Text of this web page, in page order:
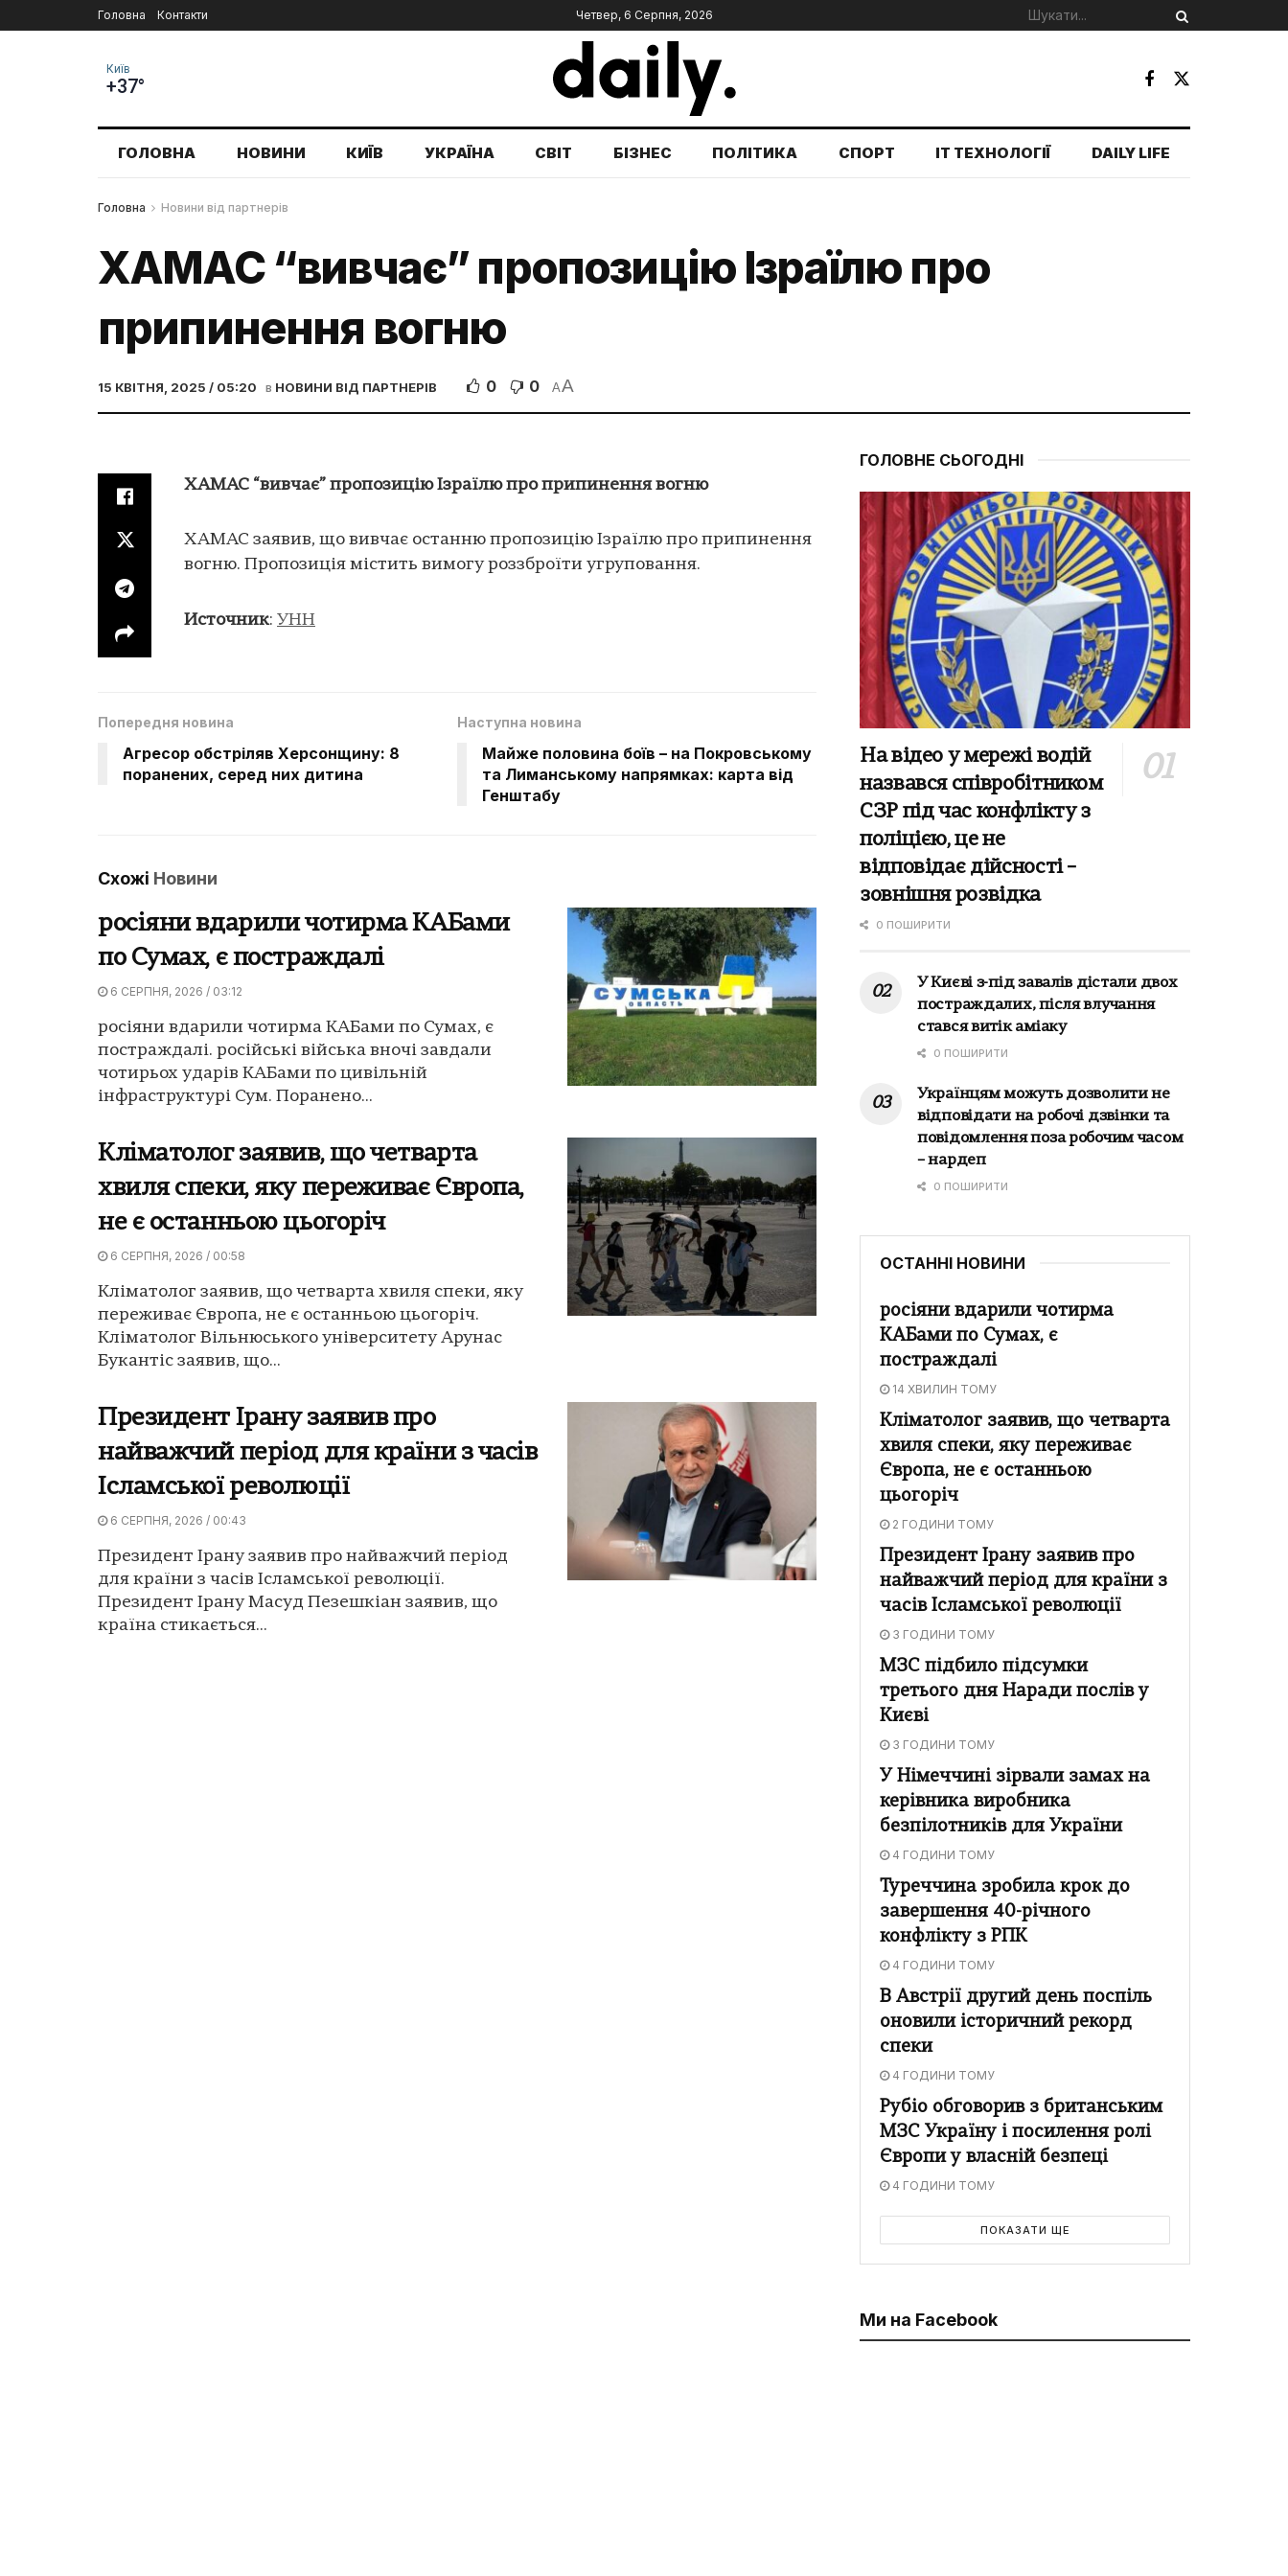
Головна Контакти Четвер, 6 Серпня, 2026
Київ
+37°
ГОЛОВНА НОВИНИ КИЇВ УКРАЇНА СВІТ БІЗНЕС ПОЛІТИКА СПОРТ IT ТЕХНОЛОГІЇ DAILY LIFE
Головна Новини від партнерів
ХАМАС “вивчає” пропозицію Ізраїлю про
припинення вогню
15 КВІТНЯ, 2025 / 05:20 в НОВИНИ ВІД ПАРТНЕРІВ 0 0 AA
ХАМАС “вивчає” пропозицію Ізраїлю про припинення вогню
ХАМАС заявив, що вивчає останню пропозицію Ізраїлю про припинення
вогню. Пропозиція містить вимогу роззброїти угруповання.
Источник: УНН
Попередня новина
Агресор обстріляв Херсонщину: 8
поранених, серед них дитина
Наступна новина
Майже половина боїв – на Покровському
та Лиманському напрямках: карта від
Генштабу
Схожі Новини
росіяни вдарили чотирма КАБами
по Сумах, є постраждалі
6 СЕРПНЯ, 2026 / 03:12
росіяни вдарили чотирма КАБами по Сумах, є
постраждалі. російські війська вночі завдали
чотирьох ударів КАБами по цивільній
інфраструктурі Сум. Поранено...
Кліматолог заявив, що четварта
хвиля спеки, яку переживає Європа,
не є останньою цьогоріч
6 СЕРПНЯ, 2026 / 00:58
Кліматолог заявив, що четварта хвиля спеки, яку
переживає Європа, не є останньою цьогоріч.
Кліматолог Вільнюського університету Арунас
Букантіс заявив, що...
Президент Ірану заявив про
найважчий період для країни з часів
Ісламської революції
6 СЕРПНЯ, 2026 / 00:43
Президент Ірану заявив про найважчий період
для країни з часів Ісламської революції.
Президент Ірану Масуд Пезешкіан заявив, що
країна стикається...
ГОЛОВНЕ СЬОГОДНІ
На відео у мережі водій
назвався співробітником
СЗР під час конфлікту з
поліцією, це не
відповідає дійсності –
зовнішня розвідка
0 ПОШИРИТИ
У Києві з-під завалів дістали двох
постраждалих, після влучання
стався витік аміаку
0 ПОШИРИТИ
Українцям можуть дозволити не
відповідати на робочі дзвінки та
повідомлення поза робочим часом
– нардеп
0 ПОШИРИТИ
ОСТАННІ НОВИНИ
росіяни вдарили чотирма
КАБами по Сумах, є
постраждалі
14 ХВИЛИН ТОМУ
Кліматолог заявив, що четварта
хвиля спеки, яку переживає
Європа, не є останньою
цьогоріч
2 ГОДИНИ ТОМУ
Президент Ірану заявив про
найважчий період для країни з
часів Ісламської революції
3 ГОДИНИ ТОМУ
МЗС підбило підсумки
третього дня Наради послів у
Києві
3 ГОДИНИ ТОМУ
У Німеччині зірвали замах на
керівника виробника
безпілотників для України
4 ГОДИНИ ТОМУ
Туреччина зробила крок до
завершення 40-річного
конфлікту з РПК
4 ГОДИНИ ТОМУ
В Австрії другий день поспіль
оновили історичний рекорд
спеки
4 ГОДИНИ ТОМУ
Рубіо обговорив з британським
МЗС Україну і посилення ролі
Європи у власній безпеці
4 ГОДИНИ ТОМУ
ПОКАЗАТИ ЩЕ
Ми на Facebook